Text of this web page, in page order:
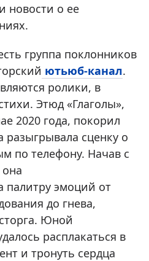
новости о ее
группа поклонников
ютьюб-канал.
ролики, в
Этюд «Глаголы»,
2020 года, покорил
разыгрывала сценку о
по телефону. Начав с
палитру эмоций от
до гнева,
Юной
расплакаться в
и тронуть сердца